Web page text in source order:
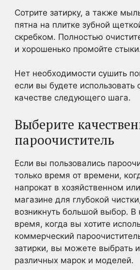
Сотрите затирку, а также
пятна на плитке зубной
скребком. Полностью
и хорошенько промойте
Нет необходимости сушить
если вы будете использовать
качестве следующего шага.
Выберите
пароочиститель
Если вы пользовались
только время от времени,
напрокат в хозяйственном
магазине для глубокой
возникнуть большой выбор. В
время, когда вы хотите
коммерческий
затирки, вы можете выбрать
различных марок и моделей.